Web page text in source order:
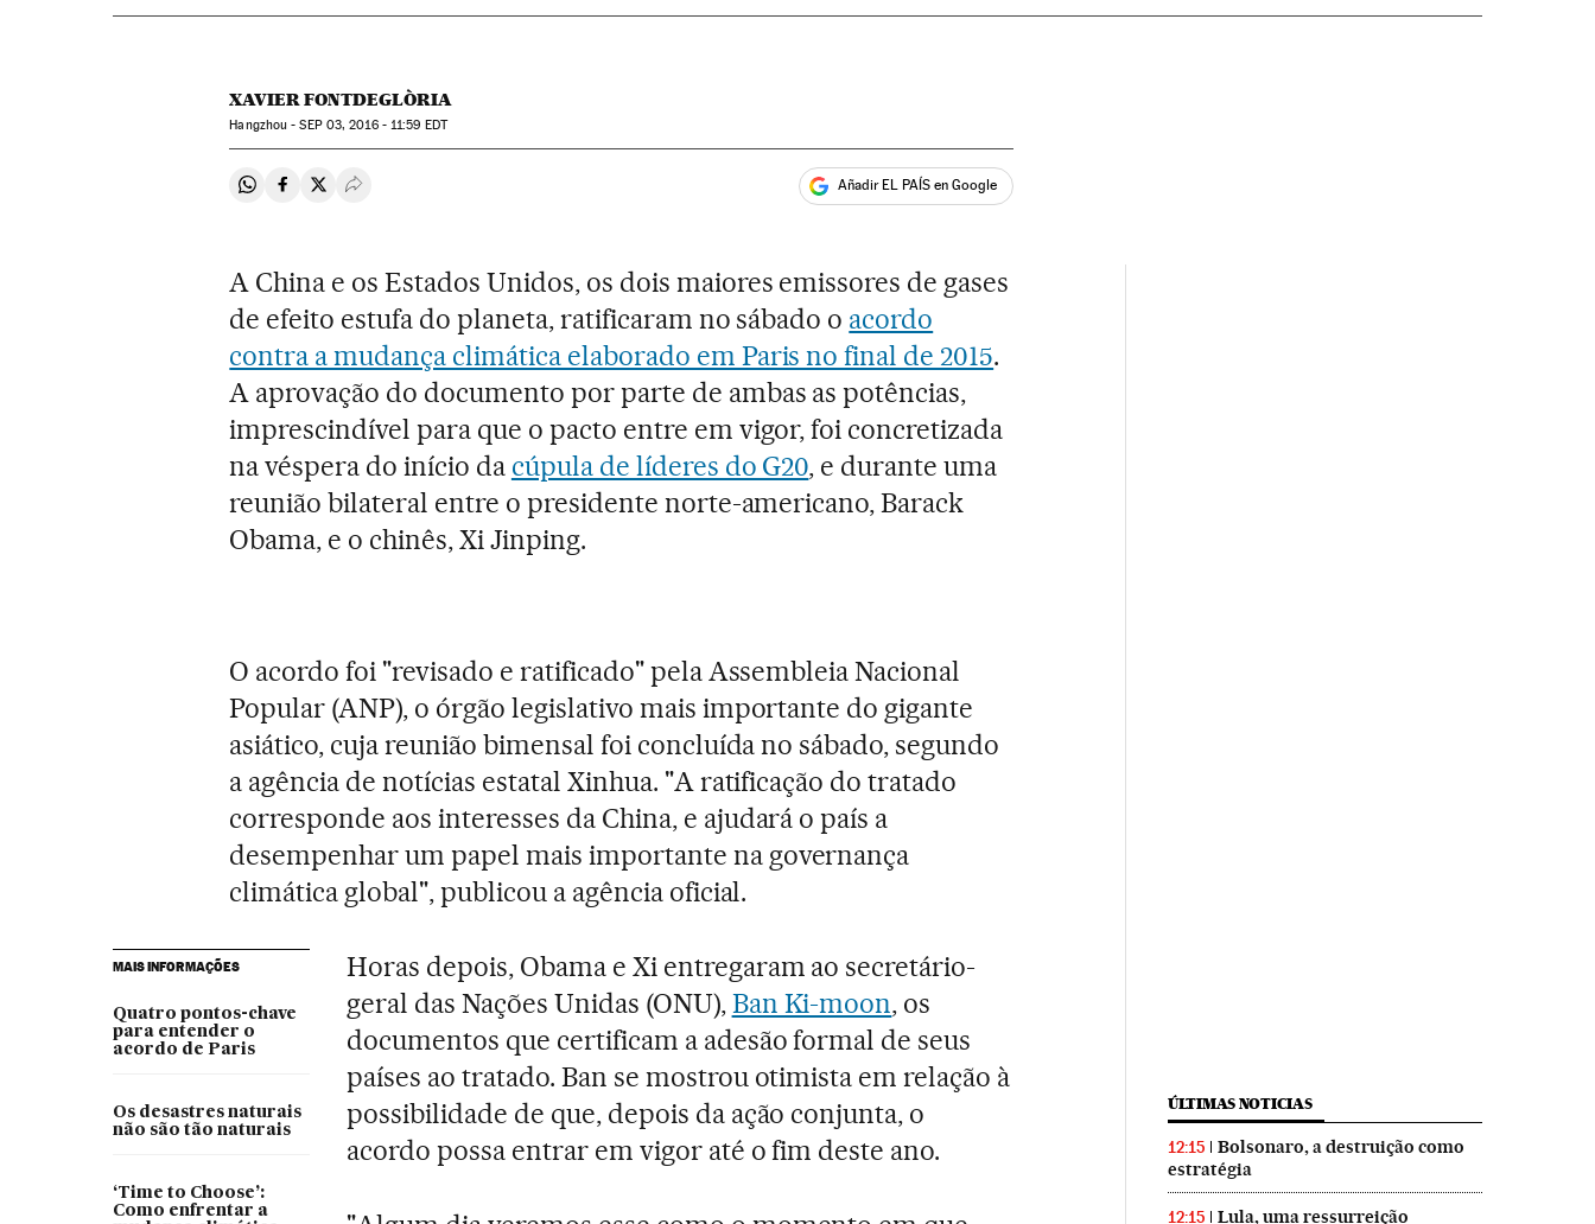
XAVIER FONTDEGLÒRIA
Hangzhou -SEP03, 2016 - 11:59 EDT
Compartir en Whatsapp
Compartir en Facebook
Compartir en Twitter
Desplegar Redes Sociales Añadir EL PAÍS en Google
A China e os Estados Unidos, os dois maiores emissores de gases
de efeito estufa do planeta, ratificaram no sábado o acordo
contra a mudança climática elaborado em Paris no final de 2015.
A aprovação do documento por parte de ambas as potências,
imprescindível para que o pacto entre em vigor, foi concretizada
na véspera do início da cúpula de líderes do G20, e durante uma
reunião bilateral entre o presidente norte-americano, Barack
Obama, e o chinês, Xi Jinping.
O acordo foi "revisado e ratificado" pela Assembleia Nacional
Popular (ANP), o órgão legislativo mais importante do gigante
asiático, cuja reunião bimensal foi concluída no sábado, segundo
a agência de notícias estatal Xinhua. "A ratificação do tratado
corresponde aos interesses da China, e ajudará o país a
desempenhar um papel mais importante na governança
climática global", publicou a agência oficial.
MAIS INFORMAÇÕES
Quatro pontos-chave
para entender o
acordo de Paris
Os desastres naturais
não são tão naturais
‘Time to Choose’:
Como enfrentar a
Horas depois, Obama e Xi entregaram ao secretário-
geral das Nações Unidas (ONU),Ban Ki-moon, os
documentos que certificam a adesão formal de seus
países ao tratado. Ban se mostrou otimista em relação à
possibilidade de que, depois da ação conjunta, o
acordo possa entrar em vigor até o fim deste ano.
ÚLTIMAS NOTICIAS
12:15
Bolsonaro, a destruição como
estratégia
12:15 Lula, uma ressurreição